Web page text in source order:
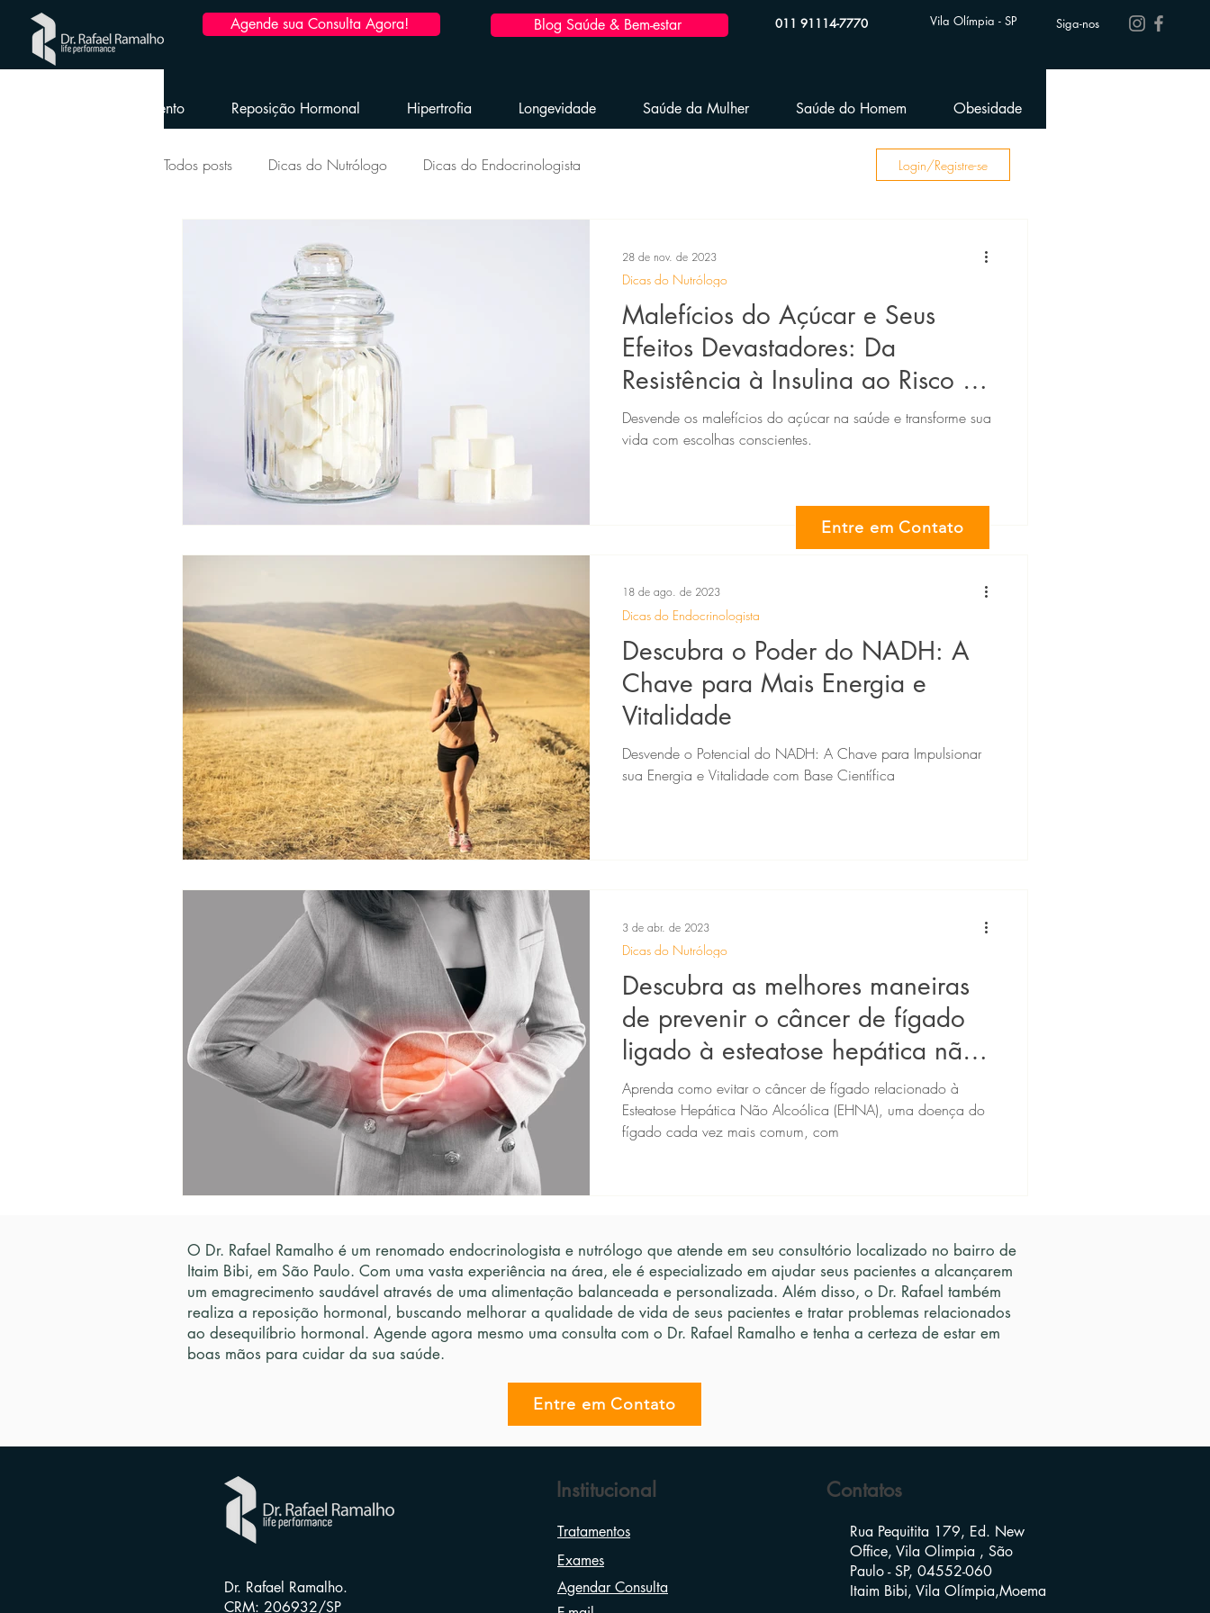
Agende sua Consulta Agora! Blog Saúde & Bem-estar 011 91114-7770 Vila Olímpia - SP Siga-nos
Emagrecimento Reposição Hormonal Hipertrofia Longevidade Saúde da Mulher Saúde do Homem Obesidade
Todos posts Dicas do Nutrólogo Dicas do Endocrinologista
Saúde da Mulher Reposição Hormonal Masculina Emagrecimento Saudável
Obesidade e dicas pós-bariátrica
Login/Registre-se
Malefícios do Açúcar e Seus
Efeitos Devastadores: Da
Resistência à Insulina ao Risco de
Infarto.
Desvende os malefícios do açúcar na saúde e transforme sua
vida com escolhas conscientes.
Dicas do Nutrólogo
28 de nov. de 2023
Descubra o Poder do NADH: A
Chave para Mais Energia e
Vitalidade
Desvende o Potencial do NADH: A Chave para Impulsionar
sua Energia e Vitalidade com Base Científica
Dicas do Endocrinologista
18 de ago. de 2023
Descubra as melhores maneiras
de prevenir o câncer de fígado
ligado à esteatose hepática não
alcoóli
Aprenda como evitar o câncer de fígado relacionado à
Esteatose Hepática Não Alcoólica (EHNA), uma doença do
fígado cada vez mais comum, com
Dicas do Nutrólogo
3 de abr. de 2023
Entre em Contato
O Dr. Rafael Ramalho é um renomado endocrinologista e nutrólogo que atende em seu consultório localizado no bairro de
Itaim Bibi, em São Paulo. Com uma vasta experiência na área, ele é especializado em ajudar seus pacientes a alcançarem
um emagrecimento saudável através de uma alimentação balanceada e personalizada. Além disso, o Dr. Rafael também
realiza a reposição hormonal, buscando melhorar a qualidade de vida de seus pacientes e tratar problemas relacionados
ao desequilíbrio hormonal. Agende agora mesmo uma consulta com o Dr. Rafael Ramalho e tenha a certeza de estar em
boas mãos para cuidar da sua saúde.
Entre em Contato
Dr. Rafael Ramalho.
CRM: 206932/SP
Exames
Institucional
Tratamentos
Agendar Consulta
Contatos
Rua Pequitita 179, Ed. New
Office, Vila Olimpia , São
Paulo - SP, 04552-060
Itaim Bibi, Vila Olímpia,Moema